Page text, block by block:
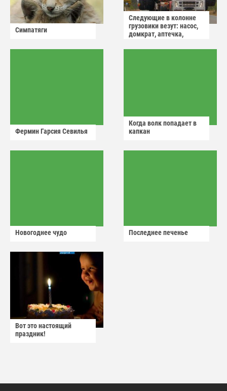
Симпатяги
Следующие в колонне
грузовики везут: насос,
домкрат, аптечка,
Фермин Гарсия Севилья
Когда волк попадает в
капкан
Новогоднее чудо Последнее печенье
Вот это настоящий
праздник!